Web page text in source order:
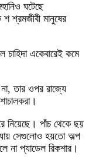
ঘটেছে
শ্রমজীবী মানুষের
একেবারেই কমে
তার ওপর রাজ্যে
নিয়েছে। পাঁচ থেকে ছয়
যায় সেগুলোও হয়তো অল্প
না প্যাডেল রিকশার।